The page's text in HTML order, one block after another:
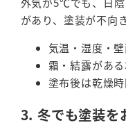
があり、塗装が不向
気温・湿度・
霜・結露があ
塗布後は乾燥
3. 冬でも塗装を